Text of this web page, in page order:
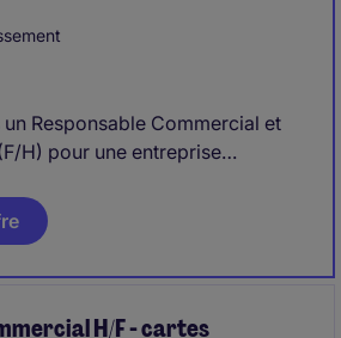
Responsable Commercial et
H) pour une entreprise
ajoutée. Le poste est basé en
avec de nombreux
le pilotage marketing export.
H/F - cartes